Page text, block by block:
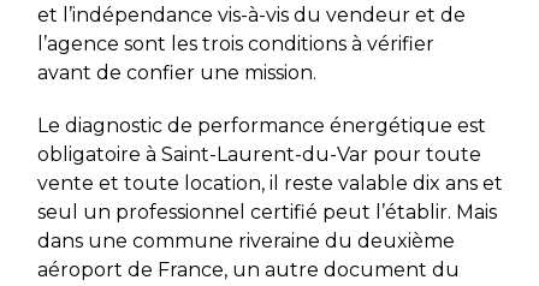
et l’indépendance vis-à-vis du vendeur et de
l’agence sont les trois conditions à vérifier
avant de confier une mission.
Le diagnostic de performance énergétique est
obligatoire à Saint-Laurent-du-Var pour toute
vente et toute location, il reste valable dix ans et
seul un professionnel certifié peut l’établir. Mais
dans une commune riveraine du deuxième
aéroport de France, un autre document du